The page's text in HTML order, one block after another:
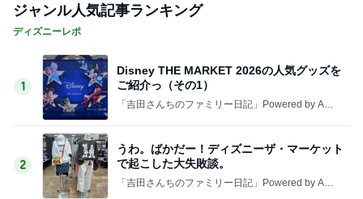
ジャンル人気記事ランキング
ディズニーレポ
1
Disney THE MARKET 2026の人気グッズを
ご紹介っ（その1）
「吉田さんちのファミリー日記」Powered by Ame
2
うわ。ばかだー！ディズニーザ・マーケット
で起こした大失敗談。
「吉田さんちのファミリー日記」Powered by Ame